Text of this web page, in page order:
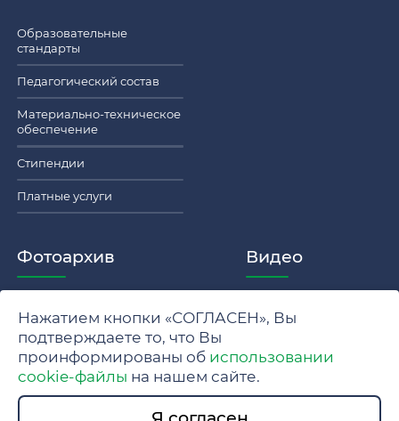
Образовательные
стандарты
Педагогический состав
Материально-техническое
обеспечение
Стипендии
Платные услуги
Фотоархив Видео
Политика обработки персональных данных МГУ
Положение об обработке и защите персональных данных
© 2024 Московский государственный университет имени
Нажатием кнопки «СОГЛАСЕН», Вы
подтверждаете то, что Вы
проинформированы об использовании
cookie-файлы на нашем сайте.